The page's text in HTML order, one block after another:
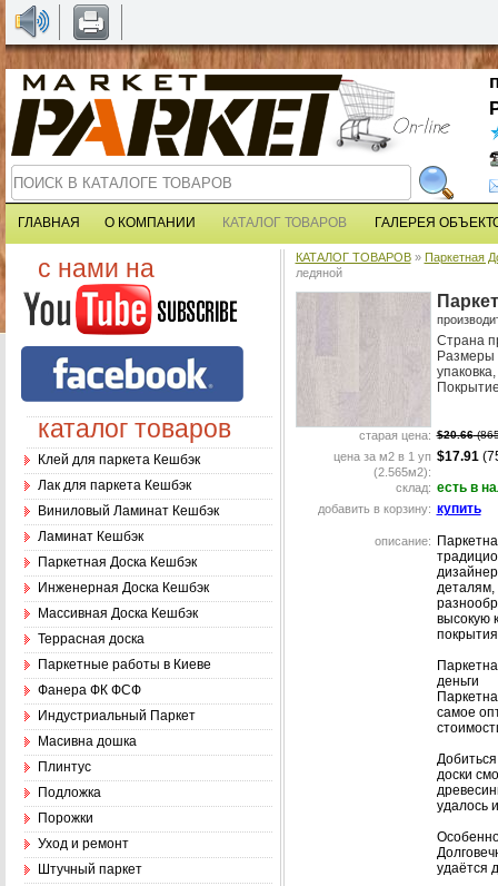
ГЛАВНАЯ О КОМПАНИИ КАТАЛОГ ТОВАРОВ ГАЛЕРЕЯ
с нами на
каталог товаров
Клей для паркета Кешбэк
Лак для паркета Кешбэк
Виниловый Ламинат Кешбэк
Ламинат Кешбэк
Паркетная Доска Кешбэк
Инженерная Доска Кешбэк
Массивная Доска Кешбэк
Террасная доска
Паркетные работы в Киеве
Фанера ФК ФСФ
Индустриальный Паркет
Масивна дошка
Плинтус
Подложка
Порожки
Уход и ремонт
Штучный паркет
КАТАЛОГ ТОВАРОВ» Паркетная
ледяной
Страна
Размеры
старая цена: $20.66
цена за м2 в 1 уп
(2.565м2):
$17.91
склад: есть в
добавить в корзину: купить
описание:
деталям,
высокую
деньги
самое
доски
удалось
удаётся